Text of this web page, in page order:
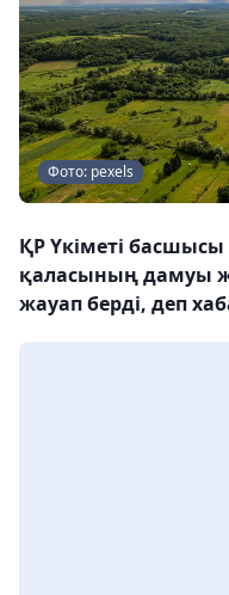
Фото: pexels
ҚР Үкіметі
қаласының дамуы
жауап берді, деп